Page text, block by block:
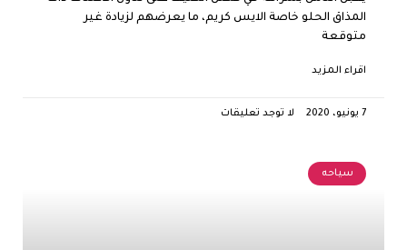
المذاق الحلو خاصة الايس كريم، ما يعرضهم لزيادة غير
متوقعة
اقراء المزيد
7 يونيو، 2020 لا توجد تعليقات
سياحه